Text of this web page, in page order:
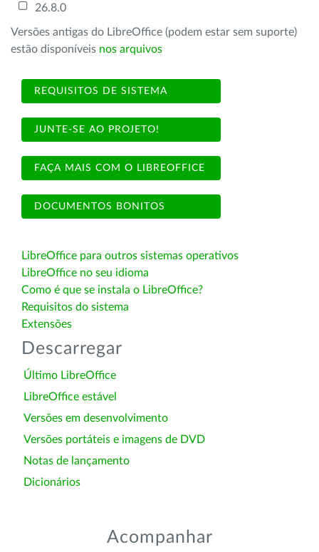
26.8.0
Versões antigas do LibreOffice (podem estar sem suporte)
estão disponíveis nos arquivos
REQUISITOS DE SISTEMA
JUNTE-SE AO PROJETO!
FAÇA MAIS COM O LIBREOFFICE
DOCUMENTOS BONITOS
LibreOffice para outros sistemas operativos
LibreOffice no seu idioma
Como é que se instala o LibreOffice?
Requisitos do sistema
Extensões
Descarregar
Último LibreOffice
LibreOffice estável
Versões em desenvolvimento
Versões portáteis e imagens de DVD
Notas de lançamento
Dicionários
Acompanhar